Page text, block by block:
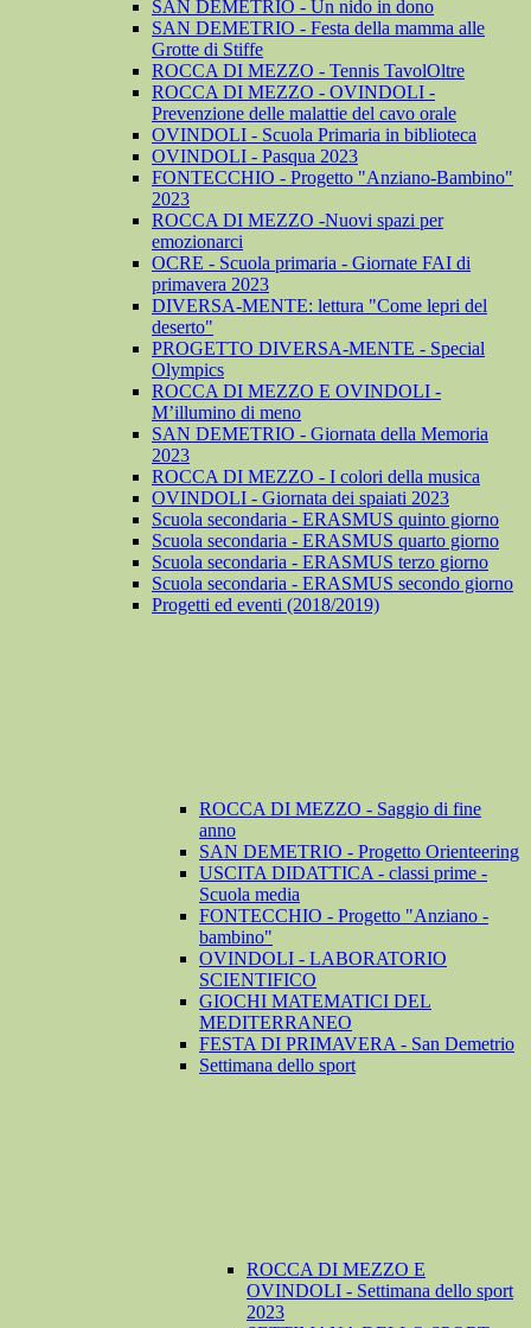
SAN DEMETRIO - Un nido in dono
SAN DEMETRIO - Festa della mamma alle
Grotte di Stiffe
ROCCA DI MEZZO - Tennis TavolOltre
ROCCA DI MEZZO - OVINDOLI -
Prevenzione delle malattie del cavo orale
OVINDOLI - Scuola Primaria in biblioteca
OVINDOLI - Pasqua 2023
FONTECCHIO - Progetto "Anziano-Bambino"
2023
ROCCA DI MEZZO -Nuovi spazi per
emozionarci
OCRE - Scuola primaria - Giornate FAI di
primavera 2023
DIVERSA-MENTE: lettura "Come lepri del
deserto"
PROGETTO DIVERSA-MENTE - Special
Olympics
ROCCA DI MEZZO E OVINDOLI -
M’illumino di meno
SAN DEMETRIO - Giornata della Memoria
2023
ROCCA DI MEZZO - I colori della musica
OVINDOLI - Giornata dei spaiati 2023
Scuola secondaria - ERASMUS quinto giorno
Scuola secondaria - ERASMUS quarto giorno
Scuola secondaria - ERASMUS terzo giorno
Scuola secondaria - ERASMUS secondo giorno
Progetti ed eventi (2018/2019)
ROCCA DI MEZZO - Saggio di fine
anno
SAN DEMETRIO - Progetto Orienteering
USCITA DIDATTICA - classi prime -
Scuola media
FONTECCHIO - Progetto "Anziano -
bambino"
OVINDOLI - LABORATORIO
SCIENTIFICO
GIOCHI MATEMATICI DEL
MEDITERRANEO
FESTA DI PRIMAVERA - San Demetrio
Settimana dello sport
ROCCA DI MEZZO E
OVINDOLI - Settimana dello sport
2023